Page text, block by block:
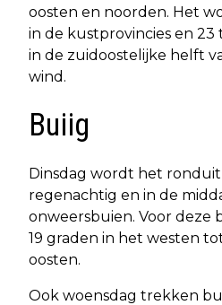
oosten en noorden. Het
in de kustprovincies en 23
in de zuidoostelijke helft
wind.
Buiig
Dinsdag wordt het
regenachtig en in de
onweersbuien. Voor deze
19 graden in het westen
oosten.
Ook woensdag trekken